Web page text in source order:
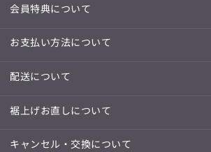
会員特典について
お支払い方法について
配送について
裾上げお直しについて
キャンセル・交換について